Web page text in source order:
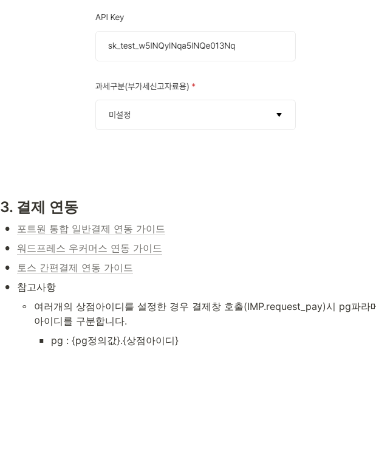
3. 결제 연동
• 포트원 통합 일반결제 연동 가이드
• 워드프레스 우커머스 연동 가이드
• 토스 간편결제 연동 가이드
• 참고사항
◦
여러개의 상점아이디를 설정한 경우 결제창 호출(IMP.request_pay)시 pg파라
아이디를 구분합니다.
▪ pg : {pg정의값}.{상점아이디}